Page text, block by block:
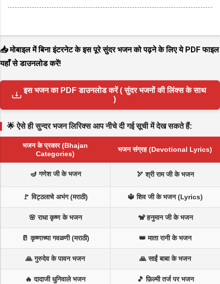
📥 मोबाइल में बिना इंटरनेट के इस पूरे सुंदर भजन को पढ़ने के लिए ये PDF फाइल
यहाँ से डाउनलोड करें!
इस भजन का PDF डाउनलोड करें ( सुंदर भजनों की लिंक्स के साथ
)
🌟 ऐसे ही सुन्दर भजन लिरिक्स आप नीचे दी गई सूची में देख सकते हैं:
भजन के प्रकार (Bhajan
Categories)
भजन संग्रह (Devotional Lyrics)
🪔 गणेश जी के भजन 🏹 श्री राम जी के भजन
🚩 विट्ठलाचे अभंग (मराठी) 🔱 शिव जी के भजन (Lyrics)
🌸 राधा कृष्ण के भजन 🐒 हनुमान जी के भजन
🥛 कृष्णाच्या गवळणी (मराठी) 👑 माता रानी के भजन
🙏 गुरुदेव के पावन भजन 🙏 साईं बाबा के भजन
🔥 दादाजी धुनिवाले भजन 🎵 फ़िल्मी तर्ज पर भजन